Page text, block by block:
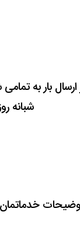
بار به
شبانه